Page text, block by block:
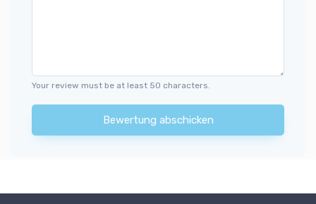
Your review must be at least 50 characters.
Bewertung abschicken